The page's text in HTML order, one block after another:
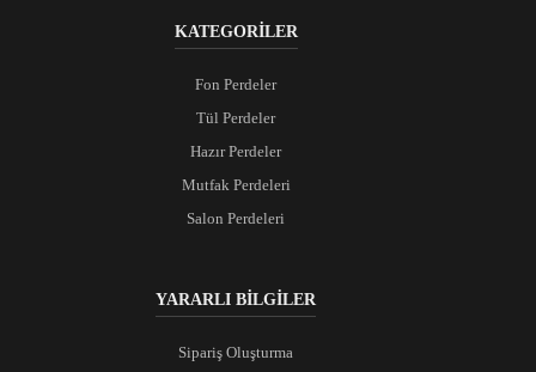
KATEGORİLER
Fon Perdeler
Tül Perdeler
Hazır Perdeler
Mutfak Perdeleri
Salon Perdeleri
YARARLI BİLGİLER
Sipariş Oluşturma